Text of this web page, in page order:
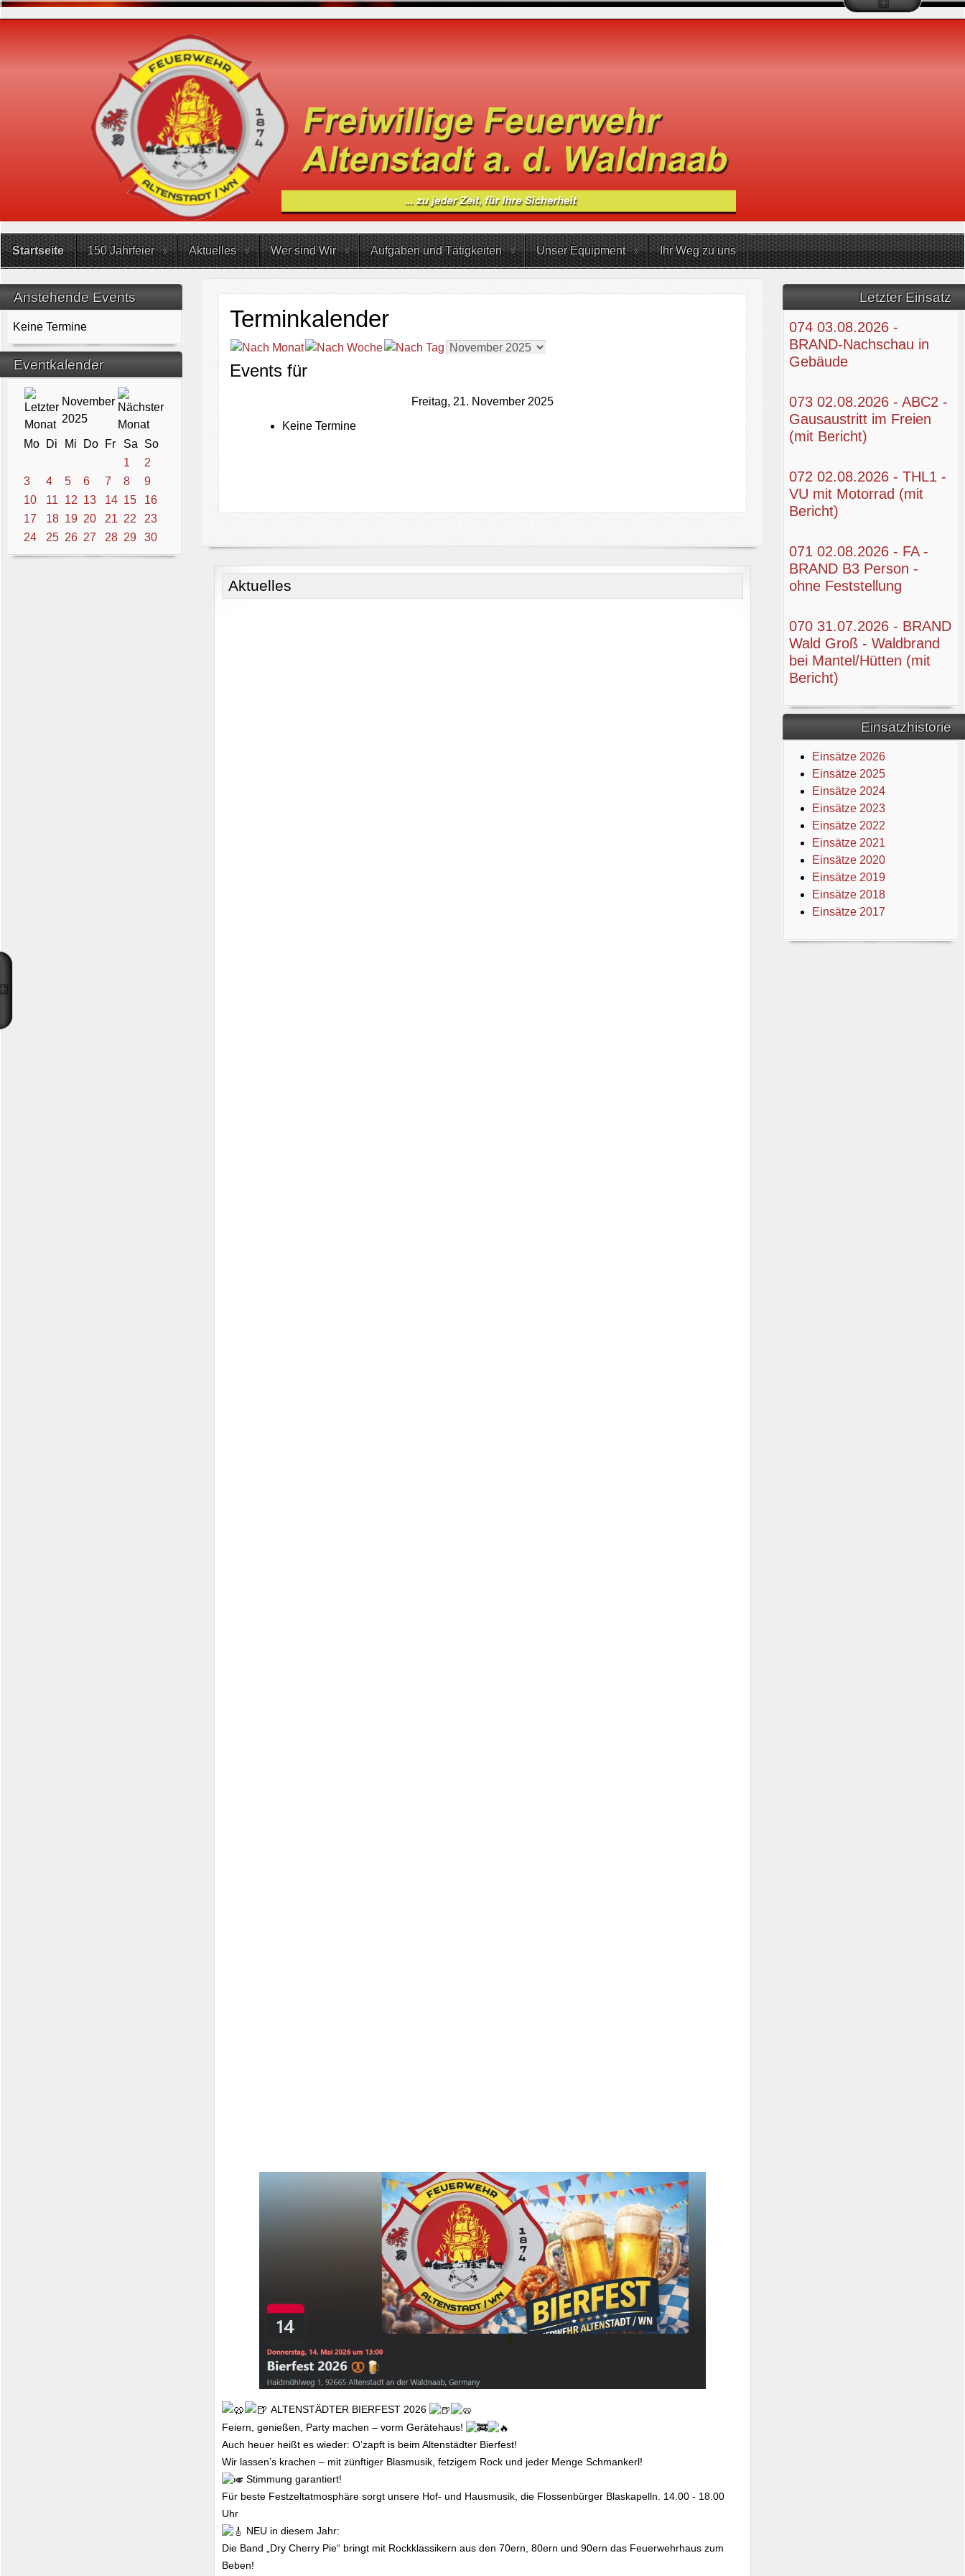
Startseite 150 Jahrfeier Aktuelles Wer sind Wir Aufgaben und Tätigkeiten Unser Equipment Ihr Weg zu uns
Anstehende Events
Keine Termine
Eventkalender
November
2025
Mo Di Mi Do Fr Sa
So
1
2
3
4 5 6 7 8
9
10
11 12 13 14 15
16
17
18 19 20 21 22
23
24
25 26 27 28 29 30
Letzter Einsatz
074 03.08.2026 -
BRAND-Nachschau in
Gebäude
073 02.08.2026 - ABC2 -
Gausaustritt im Freien
(mit Bericht)
072 02.08.2026 - THL1 -
VU mit Motorrad (mit
Bericht)
071 02.08.2026 - FA -
BRAND B3 Person -
ohne Feststellung
070 31.07.2026 - BRAND
Wald Groß - Waldbrand
bei Mantel/Hütten (mit
Bericht)
Einsatzhistorie
Einsätze 2026
Einsätze 2025
Einsätze 2024
Einsätze 2023
Einsätze 2022
Einsätze 2021
Einsätze 2020
Einsätze 2019
Einsätze 2018
Einsätze 2017
Terminkalender
Events für
Freitag, 21. November 2025
Keine Termine
Aktuelles
ALTENSTÄDTER BIERFEST 2026
Feiern, genießen, Party machen – vorm Gerätehaus!
Auch heuer heißt es wieder: O’zapft is beim Altenstädter Bierfest!
Wir lassen’s krachen – mit zünftiger Blasmusik, fetzigem Rock und jeder Menge Schmankerl!
Stimmung garantiert!
Für beste Festzeltatmosphäre sorgt unsere Hof- und Hausmusik, die Flossenbürger Blaskapelln. 14.00 - 18.00
Uhr
NEU in diesem Jahr:
Die Band „Dry Cherry Pie“ bringt mit Rockklassikern aus den 70ern, 80ern und 90ern das Feuerwehrhaus zum
Beben!